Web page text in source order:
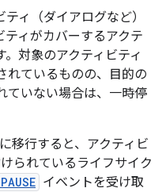
ィ（ダイアログなど）
ィがカバーするアクテ
対象のアクティビティ
れているものの、目的の
ていない場合は、一時停
移行すると、アクティビ
られているライフサイク
イベントを受け取